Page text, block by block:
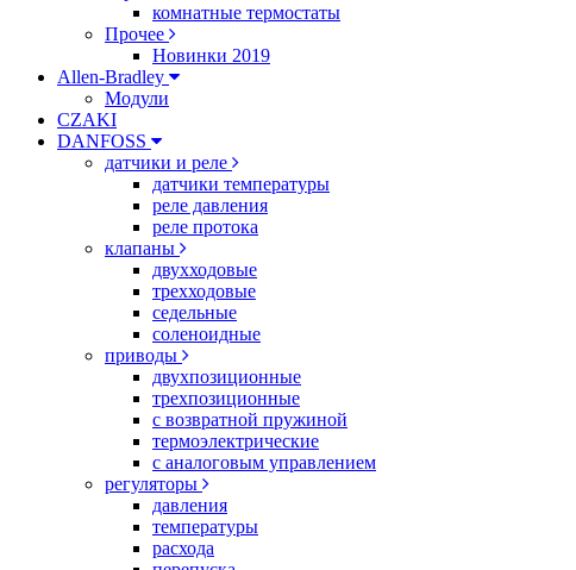
комнатные термостаты
Прочее
Новинки 2019
Allen-Bradley
Модули
CZAKI
DANFOSS
датчики и реле
датчики температуры
реле давления
реле протока
клапаны
двухходовые
трехходовые
седельные
соленоидные
приводы
двухпозиционные
трехпозиционные
с возвратной пружиной
термоэлектрические
с аналоговым управлением
регуляторы
давления
температуры
расхода